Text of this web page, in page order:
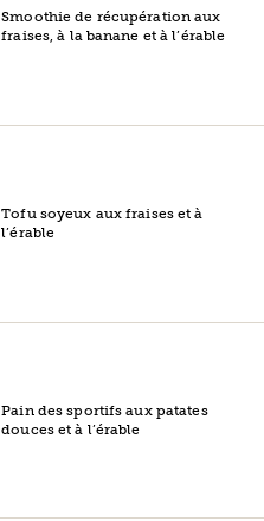
Smoothie de récupération aux
fraises, à la banane et à l’érable
Tofu soyeux aux fraises et à
l’érable
Pain des sportifs aux patates
douces et à l’érable